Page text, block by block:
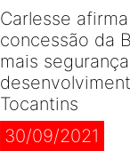
Carlesse
concessão da
mais
Tocantins
30/09/2021